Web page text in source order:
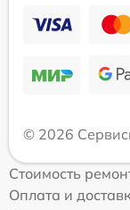
© 2026
Стоимость
Оплата и